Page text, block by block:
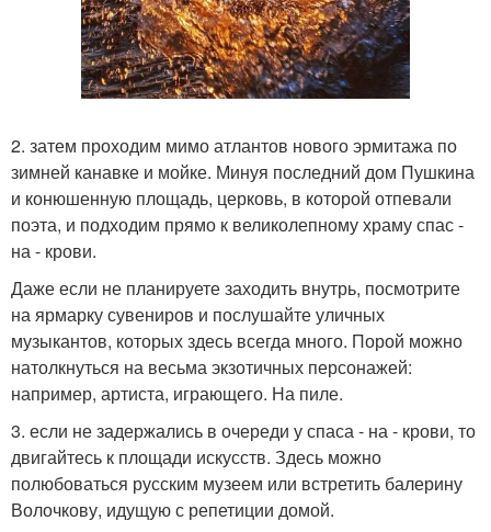
2. затем проходим мимо атлантов нового эрмитажа по
зимней канавке и мойке. Минуя последний дом Пушкина
и конюшенную площадь, церковь, в которой отпевали
поэта, и подходим прямо к великолепному храму спас -
на - крови.
Даже если не планируете заходить внутрь, посмотрите
на ярмарку сувениров и послушайте уличных
музыкантов, которых здесь всегда много. Порой можно
натолкнуться на весьма экзотичных персонажей:
например, артиста, играющего. На пиле.
3. если не задержались в очереди у спаса - на - крови, то
двигайтесь к площади искусств. Здесь можно
полюбоваться русским музеем или встретить балерину
Волочкову, идущую с репетиции домой.